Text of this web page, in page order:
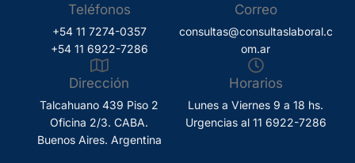
Teléfonos
+54 11 7274-0357
+54 11 6922-7286
Correo
consultas@consultaslaboral.c
om.ar
Dirección
Talcahuano 439 Piso 2
Oficina 2/3. CABA.
Buenos Aires. Argentina
Horarios
Lunes a Viernes 9 a 18 hs.
Urgencias al 11 6922-7286